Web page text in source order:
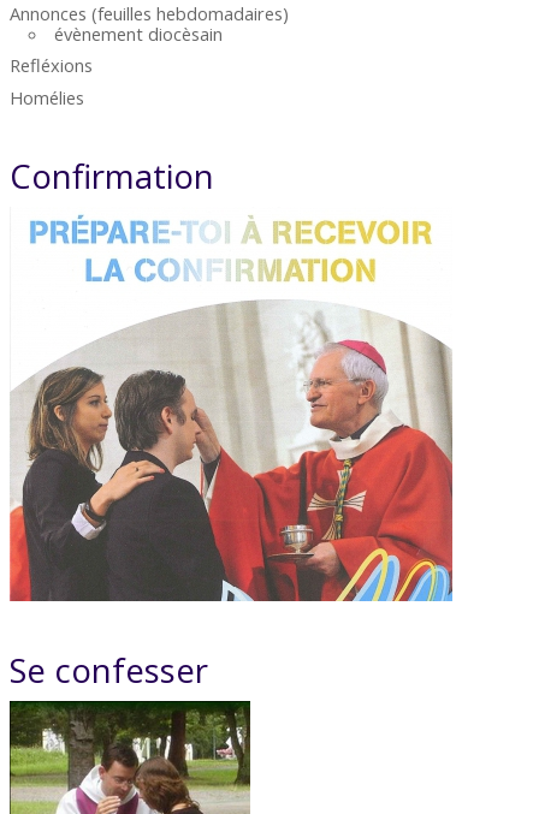
Annonces (feuilles hebdomadaires)
évènement diocèsain
Refléxions
Homélies
Confirmation
Se confesser